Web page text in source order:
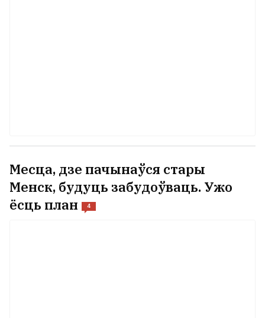
Месца, дзе пачынаўся стары
Менск, будуць забудоўваць. Ужо
ёсць план
4